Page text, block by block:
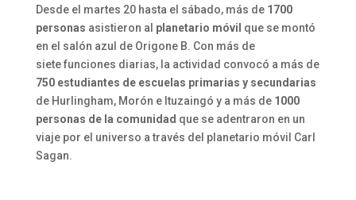
Desde el martes 20 hasta el sábado, más de 1700
personas asistieron al planetario móvil que se montó
en el salón azul de Origone B. Con más de
siete funciones diarias, la actividad convocó a más de
750 estudiantes de escuelas primarias y secundarias
de Hurlingham, Morón e Ituzaingó y a más de 1000
personas de la comunidad que se adentraron en un
viaje por el universo a través del planetario móvil Carl
Sagan.